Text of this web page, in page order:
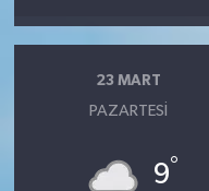
23 MART
PAZARTESI
9°